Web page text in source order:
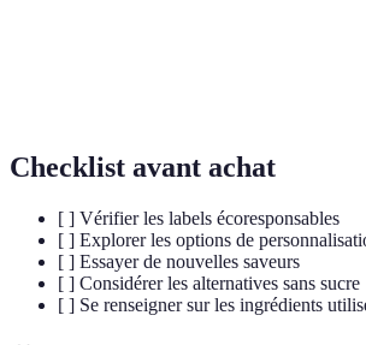
Checklist avant achat
[ ] Vérifier les labels écoresponsables
[ ] Explorer les options de
[ ] Essayer de nouvelles saveurs
[ ] Considérer les alternatives sans sucre
[ ] Se renseigner sur les ingrédients